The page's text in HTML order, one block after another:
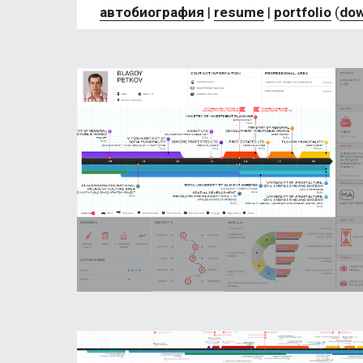
автобиография | resume | portfolio (